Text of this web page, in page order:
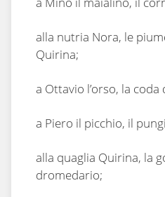
alla nutria Nora, le
Quirina;
a Ottavio l’orso, la coda
a Piero il picchio, il
alla quaglia Quirina, la
dromedario;